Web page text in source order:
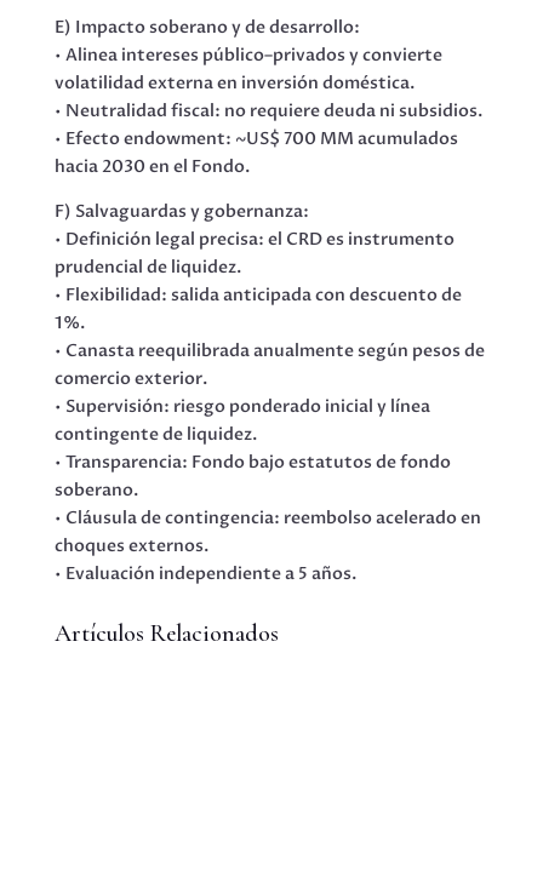
E) Impacto soberano y de desarrollo:
• Alinea intereses público–privados y convierte
volatilidad externa en inversión doméstica.
• Neutralidad fiscal: no requiere deuda ni subsidios.
• Efecto endowment: ~US$ 700 MM acumulados
hacia 2030 en el Fondo.
F) Salvaguardas y gobernanza:
• Definición legal precisa: el CRD es instrumento
prudencial de liquidez.
• Flexibilidad: salida anticipada con descuento de
1%.
• Canasta reequilibrada anualmente según pesos de
comercio exterior.
• Supervisión: riesgo ponderado inicial y línea
contingente de liquidez.
• Transparencia: Fondo bajo estatutos de fondo
soberano.
• Cláusula de contingencia: reembolso acelerado en
choques externos.
• Evaluación independiente a 5 años.
Artículos Relacionados